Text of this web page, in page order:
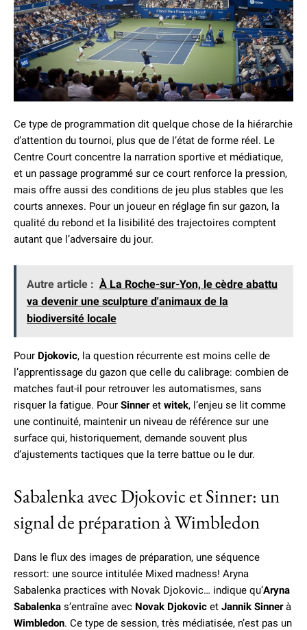
Ce type de programmation dit quelque chose de la hiérarchie
d’attention du tournoi, plus que de l’état de forme réel. Le
Centre Court concentre la narration sportive et médiatique,
et un passage programmé sur ce court renforce la pression,
mais offre aussi des conditions de jeu plus stables que les
courts annexes. Pour un joueur en réglage fin sur gazon, la
qualité du rebond et la lisibilité des trajectoires comptent
autant que l’adversaire du jour.
Autre article : À La Roche-sur-Yon, le cèdre abattu
va devenir une sculpture d'animaux de la
biodiversité locale
Pour Djokovic, la question récurrente est moins celle de
l’apprentissage du gazon que celle du calibrage: combien de
matches faut-il pour retrouver les automatismes, sans
risquer la fatigue. Pour Sinneret witek, l’enjeu se lit comme
une continuité, maintenir un niveau de référence sur une
surface qui, historiquement, demande souvent plus
d’ajustements tactiques que la terre battue ou le dur.
Sabalenka avec Djokovic et Sinner: un
signal de préparation à Wimbledon
Dans le flux des images de préparation, une séquence
ressort: une source intitulée Mixed madness! Aryna
Sabalenka practices with Novak Djokovic… indique qu’Aryna
Sabalenka s’entraîne avec Novak Djokovic et Jannik Sinnerà
Wimbledon. Ce type de session, très médiatisée, n’est pas un